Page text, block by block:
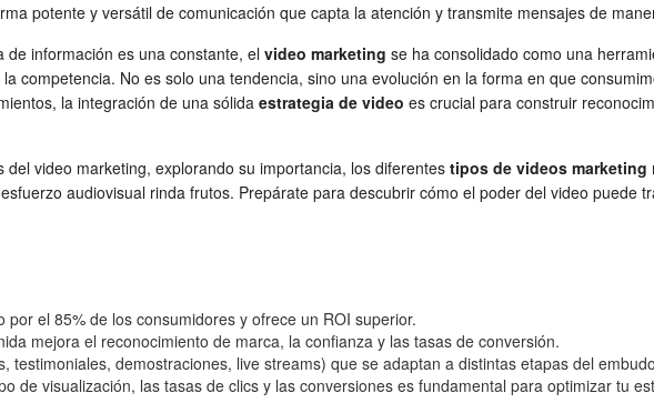
potente y versátil de comunicación que capta la atención y transmite mensajes de
información es una constante, el video marketing se ha consolidado como una
competencia. No es solo una tendencia, sino una evolución en la forma en que
la integración de una sólida estrategia de video es crucial para construir
video marketing, explorando su importancia, los diferentes tipos de videos marketing
audiovisual rinda frutos. Prepárate para descubrir cómo el poder del video puede
el 85% de los consumidores y ofrece un ROI superior.
mejora el reconocimiento de marca, la confianza y las tasas de conversión.
testimoniales, demostraciones, live streams) que se adaptan a distintas etapas del
de visualización, las tasas de clics y las conversiones es fundamental para optimizar tu